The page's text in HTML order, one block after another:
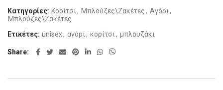
Κατηγορίες: Κορίτσι, Μπλούζες\Ζακέτες, Αγόρι,
Μπλούζες\Ζακέτες
Ετικέτες: unisex, αγόρι, κορίτσι, μπλουζάκι
Share